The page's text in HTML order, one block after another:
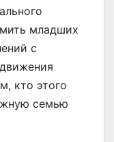
младших
с
кто этого
семью